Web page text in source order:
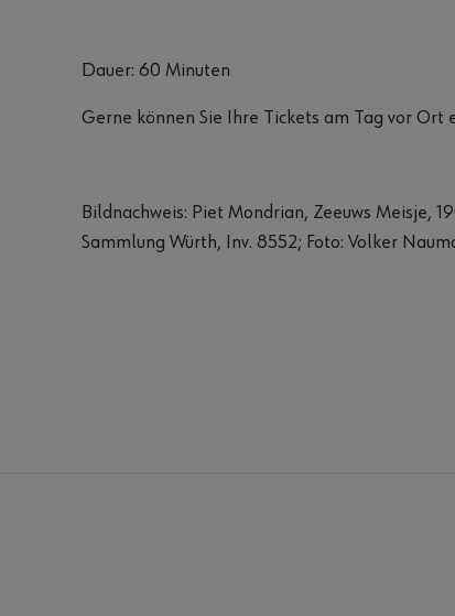
Dauer: 60 Minuten
Gerne können Sie Ihre Tickets am Tag vor Ort
Bildnachweis: Piet Mondrian, Zeeuws Meisje,
Sammlung Würth, Inv. 8552; Foto: Volker